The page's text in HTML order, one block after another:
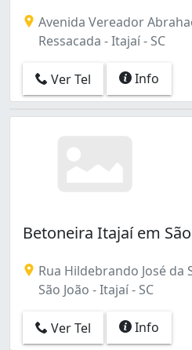
Avenida Vereador
Ressacada - Itajaí - SC
Ver Tel Info
Betoneira Itajaí em São
Rua Hildebrando José da
São João - Itajaí - SC
Ver Tel Info